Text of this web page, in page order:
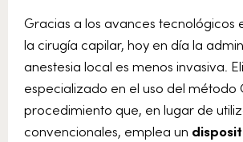
Gracias a los avances tecnológicos
la cirugía capilar, hoy en día la
anestesia local es menos invasiva.
especializado en el uso del método
procedimiento que, en lugar de
convencionales, emplea un